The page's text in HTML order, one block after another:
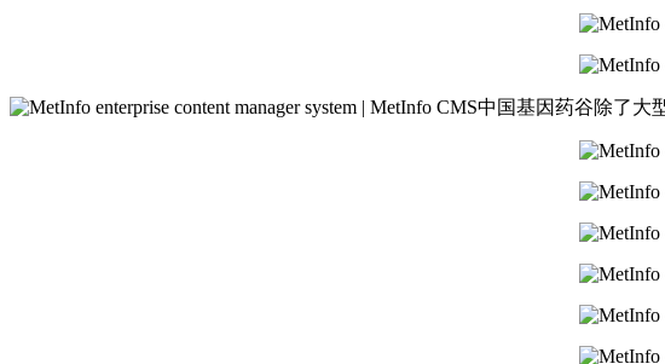
中国基因药谷除了大